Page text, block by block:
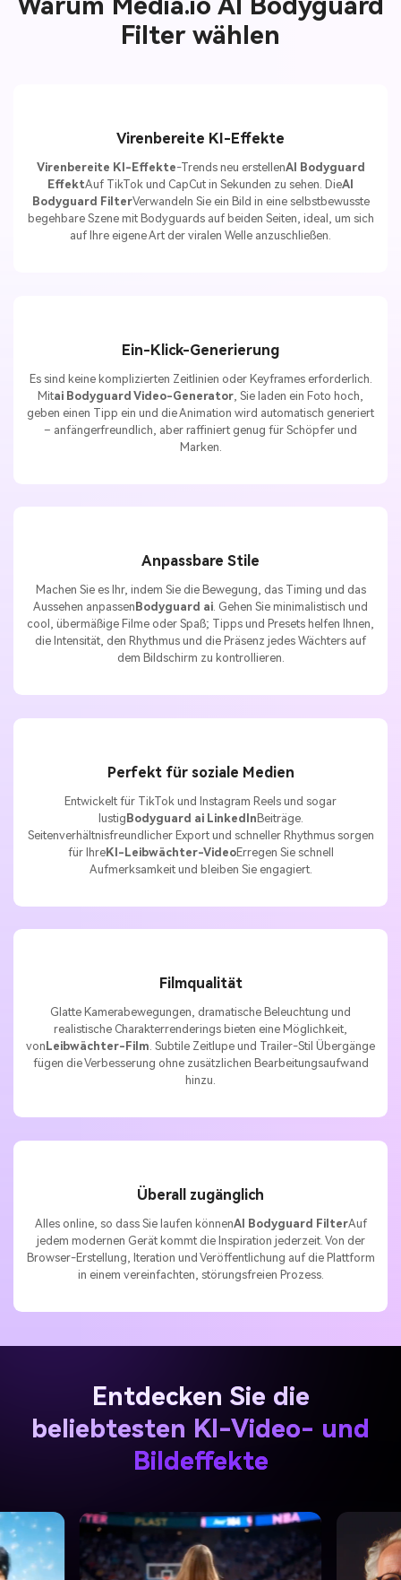
Filter wählen
Virenbereite KI-Effekte
Virenbereite KI-Effekte-Trends neu erstellenAI Bodyguard
EffektAuf TikTok und CapCut in Sekunden zu sehen. DieAI
Bodyguard FilterVerwandeln Sie ein Bild in eine selbstbewusste
begehbare Szene mit Bodyguards auf beiden Seiten, ideal, um sich
auf Ihre eigene Art der viralen Welle anzuschließen.
Ein-Klick-Generierung
Es sind keine komplizierten Zeitlinien oder Keyframes erforderlich.
Mitai Bodyguard Video-Generator , Sie laden ein Foto hoch,
geben einen Tipp ein und die Animation wird automatisch generiert
– anfängerfreundlich, aber raffiniert genug für Schöpfer und
Marken.
Anpassbare Stile
Machen Sie es Ihr, indem Sie die Bewegung, das Timing und das
Aussehen anpassen Bodyguard ai. Gehen Sie minimalistisch und
cool, übermäßige Filme oder Spaß; Tipps und Presets helfen Ihnen,
die Intensität, den Rhythmus und die Präsenz jedes Wächters auf
dem Bildschirm zu kontrollieren.
Perfekt für soziale Medien
Entwickelt für TikTok und Instagram Reels und sogar
lustigBodyguard ai LinkedInBeiträge.
Seitenverhältnisfreundlicher Export und schneller Rhythmus sorgen
für IhreKI-Leibwächter-VideoErregen Sie schnell
Aufmerksamkeit und bleiben Sie engagiert.
Filmqualität
Glatte Kamerabewegungen, dramatische Beleuchtung und
realistische Charakterrenderings bieten eine Möglichkeit,
von Leibwächter-Film. Subtile Zeitlupe und Trailer-Stil Übergänge
fügen die Verbesserung ohne zusätzlichen Bearbeitungsaufwand
hinzu.
Überall zugänglich
Alles online, so dass Sie laufen könnenAI Bodyguard FilterAuf
jedem modernen Gerät kommt die Inspiration jederzeit. Von der
Browser-Erstellung, Iteration und Veröffentlichung auf die Plattform
in einem vereinfachten, störungsfreien Prozess.
Entdecken Sie die
beliebtesten KI-Video- und
Bildeffekte
Unbegrenzt KI-
100 % kostenlos!
Kostenlos Starten→